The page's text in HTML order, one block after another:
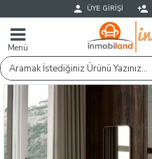
ÜYE GIRIŞI
Menü